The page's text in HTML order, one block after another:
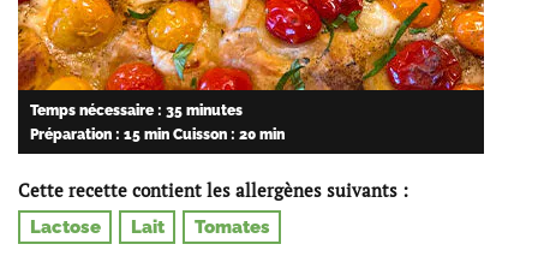
Temps nécessaire : 35 minutes
Préparation : 15 min Cuisson : 20 min
Cette recette contient les allergènes suivants :
Lactose Lait Tomates